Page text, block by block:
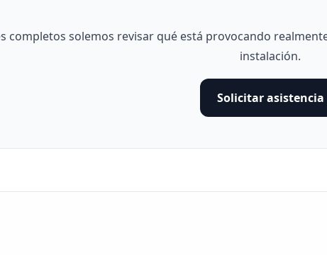
completos solemos revisar qué está provocando
instalación.
Solicitar asistencia